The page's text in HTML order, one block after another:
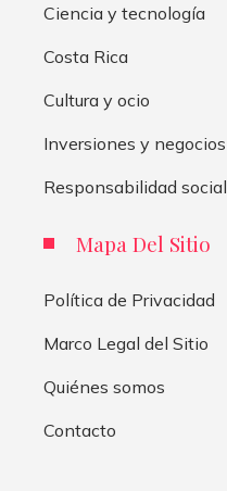
Ciencia y tecnología
Costa Rica
Cultura y ocio
Inversiones y negocios
Responsabilidad social
Mapa Del Sitio
Política de Privacidad
Marco Legal del Sitio
Quiénes somos
Contacto